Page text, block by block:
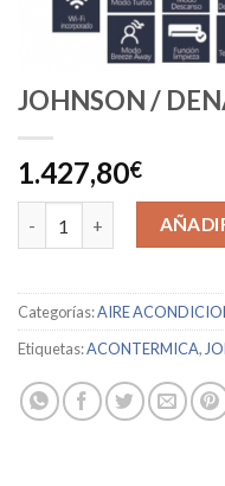
JOHNSON /
1.427,80€
JOHNSON / DENALI52K
Categorías:AIRE
Etiquetas:ACONTERMICA,